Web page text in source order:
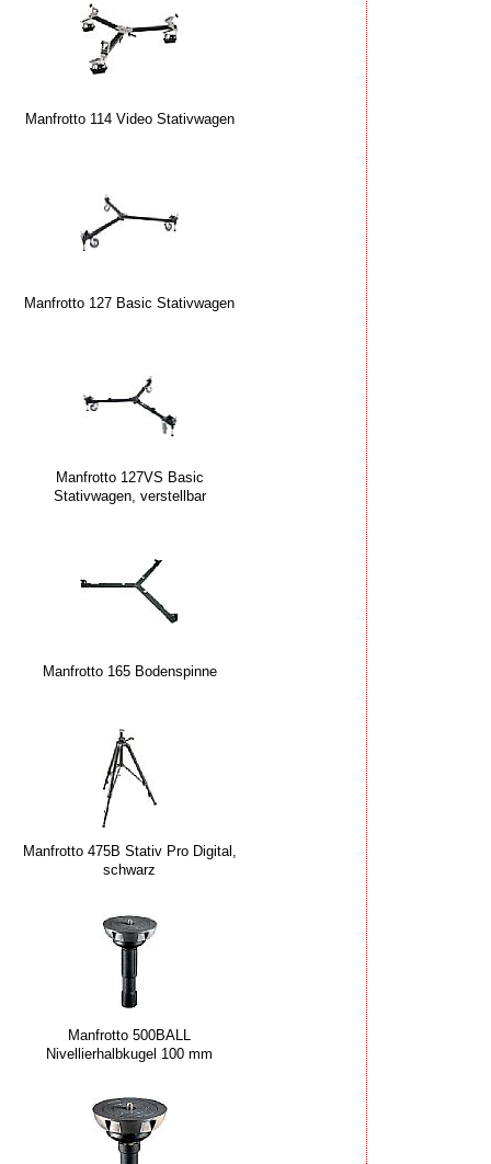
Manfrotto 114 Video Stativwagen
Manfrotto 127 Basic Stativwagen
Manfrotto 127VS Basic
Stativwagen, verstellbar
Manfrotto 165 Bodenspinne
Manfrotto 475B Stativ Pro Digital,
schwarz
Manfrotto 500BALL
Nivellierhalbkugel 100 mm